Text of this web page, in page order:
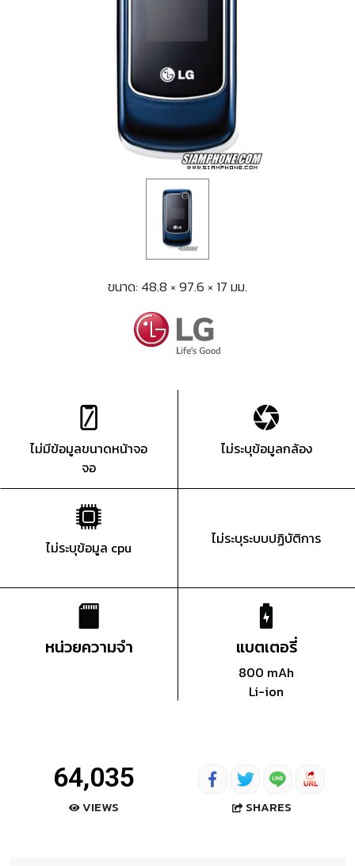
ขนาด: 48.8 × 97.6 × 17 มม.
ไม่มีข้อมูลขนาดหน้าจอ
จอ
ไม่ระบุข้อมูลกล้อง
ไม่ระบุข้อมูล cpu ไม่ระบุระบบปฏิบัติการ
หน่วยความจำ แบตเตอรี่
800 mAh
Li-ion
64,035
VIEWS SHARES